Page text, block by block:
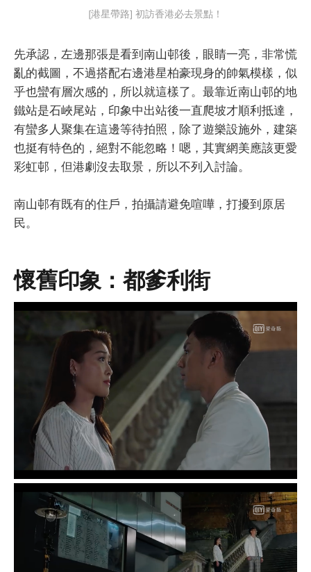
[港星帶路] 初訪香港必去景點！
先承認，左邊那張是看到南山邨後，眼睛一亮，非常慌
亂的截圖，不過搭配右邊港星柏豪現身的帥氣模樣，似
乎也蠻有層次感的，所以就這樣了。最靠近南山邨的地
鐵站是石峽尾站，印象中出站後一直爬坡才順利抵達，
有蠻多人聚集在這邊等待拍照，除了遊樂設施外，建築
也挺有特色的，絕對不能忽略！嗯，其實網美應該更愛
彩虹邨，但港劇沒去取景，所以不列入討論。
南山邨有既有的住戶，拍攝請避免喧嘩，打擾到原居
民。
懷舊印象：都爹利街